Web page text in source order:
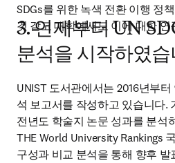
SDGs를 위한 녹색 전환 이행 정
것 같고 대학에서도 이에 대한 연
3. 언제부터 UN
분석을 시작하였습
UNIST 도서관에서는 2016년부
석 보고서를 작성하고 있습니다.
전년도 학술지 논문 성과를 분석
THE World University Rankings
구성과 비교 분석을 통해 향후 발